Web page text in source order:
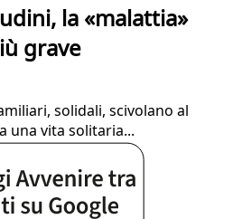
la «malattia»
grave
solidali, scivolano al
una vita solitaria...